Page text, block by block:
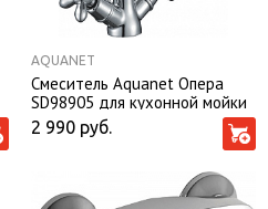
AQUANET
Смеситель Aquanet Опера
SD98905 для кухонной мойки
2 990 руб.